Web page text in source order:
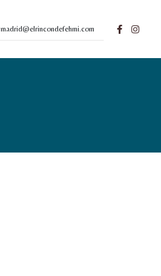
madrid@elrincondefehmi.com